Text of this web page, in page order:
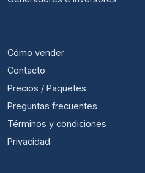
Cómo vender
Contacto
Precios / Paquetes
Preguntas frecuentes
Términos y condiciones
Privacidad